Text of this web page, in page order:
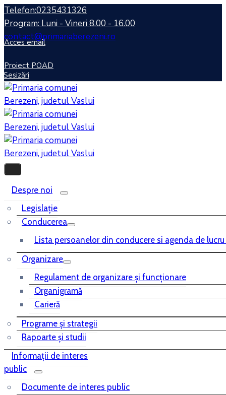
Telefon:0235431326
Program: Luni - Vineri 8.00 - 16.00
contact@primariaberezeni.ro
Acces email
Proiect POAD
Sesizări
Despre noi
Legislaţie
Conducerea
Lista persoanelor din conducere si agenda de
Organizare
Regulament de organizare și funcționare
Organigramă
Carieră
Programe și strategii
Rapoarte și studii
Informații de interes
public
Documente de interes public